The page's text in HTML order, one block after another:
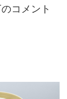
コメント